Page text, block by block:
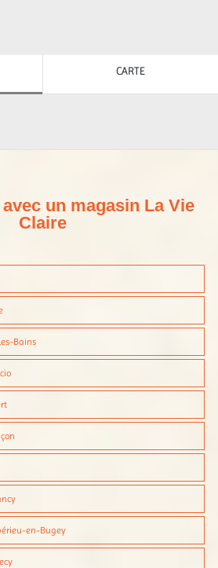
CARTE
un magasin La Vie
Claire
Bains
en-Bugey